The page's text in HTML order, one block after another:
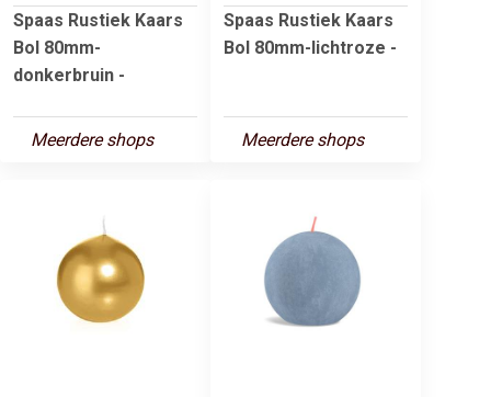
Spaas Rustiek Kaars
Bol 80mm-
donkerbruin -
Meerdere shops
Spaas Rustiek Kaars
Bol 80mm-lichtroze -
Meerdere shops